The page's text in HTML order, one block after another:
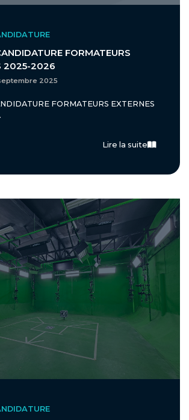
FORMATEURS
2025-2026
2025
FORMATEURS EXTERNES
Lire la suite